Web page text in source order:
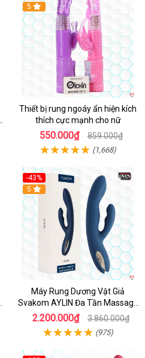
Hot
5
Thiết bị rung ngoáy ẩn hiện kích
thích cực mạnh cho nữ
550.000₫ 859.000₫
(1,668)
-43%
Hot
5
Máy Rung Dương Vật Giả
Svakom AYLIN Đa Tần Massage
Sướng
2.200.000₫ 3.860.000₫
(975)